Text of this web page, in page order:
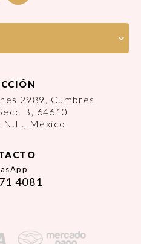
2989, Cumbres
B, 64610
México
4081